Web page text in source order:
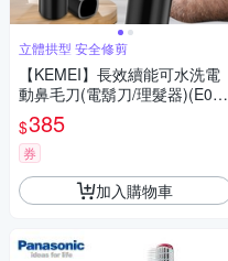
立體拱型 安全修剪
【KEMEI】長效續能可水洗電
動鼻毛刀(電鬍刀/理髮器)(E039
6)
$385
券
加入購物車